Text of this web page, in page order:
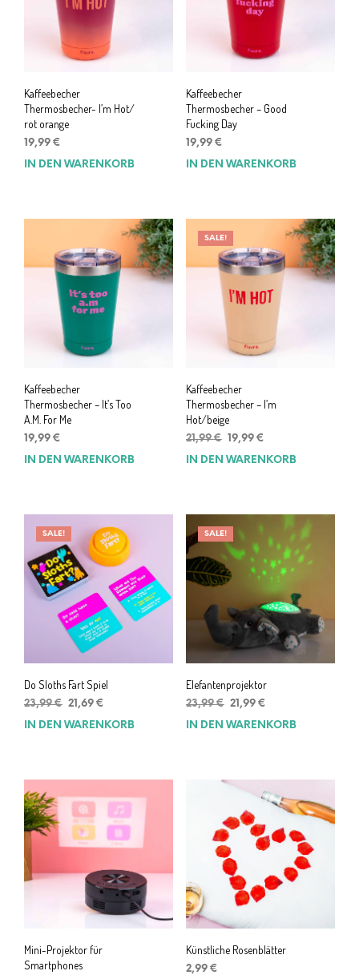
Kaffeebecher
Thermosbecher- I’m Hot/
rot orange
19,99 €
IN DEN WARENKORB
Kaffeebecher
Thermosbecher – Good
Fucking Day
19,99 €
IN DEN WARENKORB
Kaffeebecher
Thermosbecher – It’s Too
A.M. For Me
19,99 €
IN DEN WARENKORB
SALE!
Kaffeebecher
Thermosbecher – I’m
Hot/beige
21,99€ Ursprünglicher
Preis
19,99 €Aktueller
Preis
IN DEN WARENKORB
SALE!
Do Sloths Fart Spiel
23,99€ Ursprünglicher
Preis
21,69 €
Preis
IN DEN WARENKORB
SALE!
Elefantenprojektor
23,99€ Ursprünglicher
Preis
21,99 €Aktueller
Preis
IN DEN WARENKORB
Mini-Projektor für
Smartphones
Künstliche Rosenblätter
2,99 €